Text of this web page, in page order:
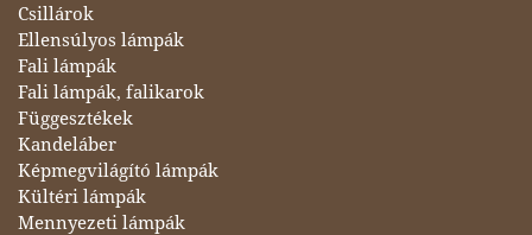
Csillárok
Ellensúlyos lámpák
Fali lámpák
Fali lámpák, falikarok
Függesztékek
Kandeláber
Képmegvilágító lámpák
Kültéri lámpák
Mennyezeti lámpák